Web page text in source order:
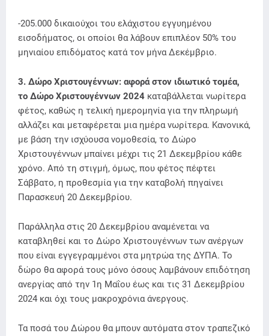
-205.000 δικαιούχοι του ελάχιστου εγγυημένου
εισοδήματος, οι οποίοι θα λάβουν επιπλέον 50% του
μηνιαίου επιδόματος κατά τον μήνα Δεκέμβριο.
3. Δώρο Χριστουγέννων: αφορά στον ιδιωτικό τομέα,
το Δώρο Χριστουγέννων 2024 καταβάλλεται νωρίτερα
φέτος, καθώς η τελική ημερομηνία για την πληρωμή
αλλάζει και μεταφέρεται μια ημέρα νωρίτερα. Κανονικά,
με βάση την ισχύουσα νομοθεσία, το Δώρο
Χριστουγέννων μπαίνει μέχρι τις 21 Δεκεμβρίου κάθε
χρόνο. Από τη στιγμή, όμως, που φέτος πέφτει
Σάββατο, η προθεσμία για την καταβολή πηγαίνει
Παρασκευή 20 Δεκεμβρίου.
Παράλληλα στις 20 Δεκεμβρίου αναμένεται να
καταβληθεί και το Δώρο Χριστουγέννων των ανέργων
που είναι εγγεγραμμένοι στα μητρώα της ΔΥΠΑ. Το
δώρο θα αφορά τους μόνο όσους λαμβάνουν επιδότηση
ανεργίας από την 1η Μαΐου έως και τις 31 Δεκεμβρίου
2024 και όχι τους μακροχρόνια άνεργους.
Τα ποσά του Δώρου θα μπουν αυτόματα στον τραπεζικό